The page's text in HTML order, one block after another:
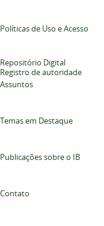
Políticas de Uso e Acesso
Repositório Digital
Registro de autoridade
Assuntos
Temas em Destaque
Publicações sobre o IB
Contato